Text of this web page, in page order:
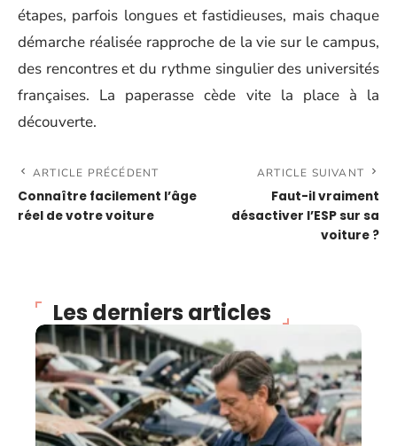
étapes, parfois longues et fastidieuses, mais chaque
démarche réalisée rapproche de la vie sur le campus,
des rencontres et du rythme singulier des universités
françaises. La paperasse cède vite la place à la
découverte.
ARTICLE PRÉCÉDENT
Connaître facilement l’âge
réel de votre voiture
ARTICLE SUIVANT
Faut-il vraiment
désactiver l’ESP sur sa
voiture ?
Les derniers articles